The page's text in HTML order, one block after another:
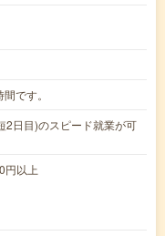
です。
2日目)のスピード就業が可
円以上